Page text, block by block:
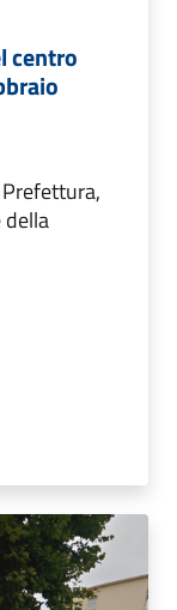
centro
della